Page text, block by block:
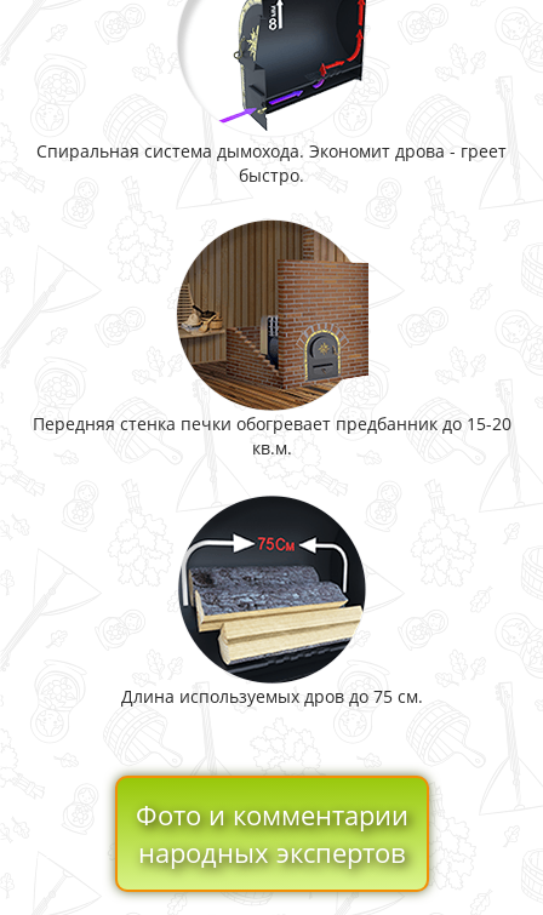
Спиральная система дымохода. Экономит дрова - греет
быстро.
Передняя стенка печки обогревает предбанник до 15-20
кв.м.
Длина используемых дров до 75 см.
Фото и комментарии
народных экспертов